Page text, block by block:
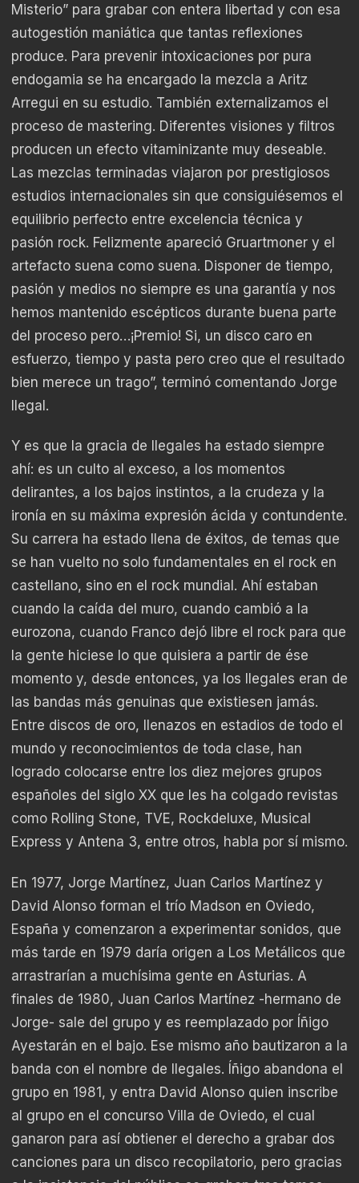
Misterio” para grabar con entera libertad y con esa
autogestión maniática que tantas reflexiones
produce. Para prevenir intoxicaciones por pura
endogamia se ha encargado la mezcla a Aritz
Arregui en su estudio. También externalizamos el
proceso de mastering. Diferentes visiones y filtros
producen un efecto vitaminizante muy deseable.
Las mezclas terminadas viajaron por prestigiosos
estudios internacionales sin que consiguiésemos el
equilibrio perfecto entre excelencia técnica y
pasión rock. Felizmente apareció Gruartmoner y el
artefacto suena como suena. Disponer de tiempo,
pasión y medios no siempre es una garantía y nos
hemos mantenido escépticos durante buena parte
del proceso pero…¡Premio! Si, un disco caro en
esfuerzo, tiempo y pasta pero creo que el resultado
bien merece un trago”, terminó comentando Jorge
Ilegal.
Y es que la gracia de Ilegales ha estado siempre
ahí: es un culto al exceso, a los momentos
delirantes, a los bajos instintos, a la crudeza y la
ironía en su máxima expresión ácida y contundente.
Su carrera ha estado llena de éxitos, de temas que
se han vuelto no solo fundamentales en el rock en
castellano, sino en el rock mundial. Ahí estaban
cuando la caída del muro, cuando cambió a la
eurozona, cuando Franco dejó libre el rock para que
la gente hiciese lo que quisiera a partir de ése
momento y, desde entonces, ya los Ilegales eran de
las bandas más genuinas que existiesen jamás.
Entre discos de oro, llenazos en estadios de todo el
mundo y reconocimientos de toda clase, han
logrado colocarse entre los diez mejores grupos
españoles del siglo XX que les ha colgado revistas
como Rolling Stone, TVE, Rockdeluxe, Musical
Express y Antena 3, entre otros, habla por sí mismo.
En 1977, Jorge Martínez, Juan Carlos Martínez y
David Alonso forman el trío Madson en Oviedo,
España y comenzaron a experimentar sonidos, que
más tarde en 1979 daría origen a Los Metálicos que
arrastrarían a muchísima gente en Asturias. A
finales de 1980, Juan Carlos Martínez -hermano de
Jorge- sale del grupo y es reemplazado por Íñigo
Ayestarán en el bajo. Ese mismo año bautizaron a la
banda con el nombre de Ilegales. Íñigo abandona el
grupo en 1981, y entra David Alonso quien inscribe
al grupo en el concurso Villa de Oviedo, el cual
ganaron para así obtiener el derecho a grabar dos
canciones para un disco recopilatorio, pero gracias